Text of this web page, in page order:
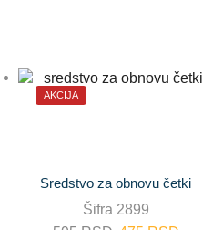
AKCIJA
Sredstvo za obnovu četki
Šifra 2899